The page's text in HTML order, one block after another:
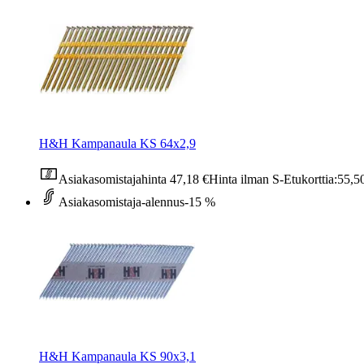
H&H Kampanaula KS 64x2,9
Asiakasomistajahinta 47,18 €Hinta ilman S-Etukorttia:
Asiakasomistaja-alennus-15 %
H&H Kampanaula KS 90x3,1